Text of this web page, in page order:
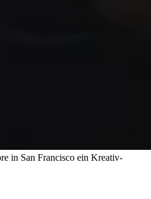
in San Francisco ein Kreativ-